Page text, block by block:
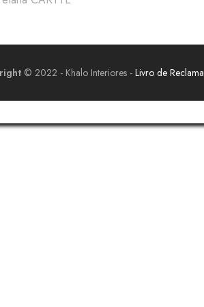
© 2022 - Khalo Interiores - Livro de